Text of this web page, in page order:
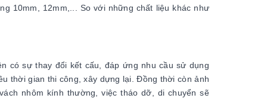
10mm, 12mm,... So với những chất liệu khác như
có sự thay đổi kết cấu, đáp ứng nhu cầu sử dụng
thời gian thi công, xây dựng lại. Đồng thời còn ảnh
nhôm kính thường, việc tháo dỡ, di chuyển sẽ